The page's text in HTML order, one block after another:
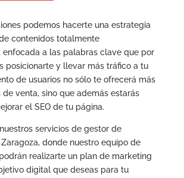
podemos hacerte una estrategia
contenidos totalmente
enfocada a las palabras clave que por
posicionarte y llevar más tráfico a tu
de usuarios no sólo te ofrecerá más
venta, sino que además estarás
el SEO de tu página.
servicios de gestor de
donde nuestro equipo de
realizarte un plan de marketing
digital que deseas para tu